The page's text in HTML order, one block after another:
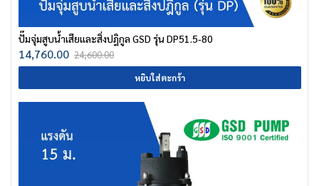
ปั๊มจุ่มสูบน้ำเสียและสิ่งปฎิกูล GSD รุ่น DP51.5-80
24,600.00
14,760.00
หยิบใส่ตะกร้า